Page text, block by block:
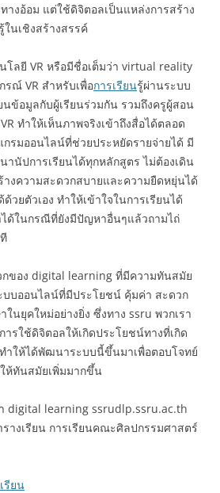
างอ้อม แต่ใช้ดิจิตอลเป็นแหล่งการสร้าง
นเชิงสร้างสรรค์
โลยี VR หรือมีชื่อเต็มว่า virtual reality
ณ์ VR สำหรับเพื่อการเรียนรู้ผ่านระบบ
ข้อมูลกับผู้เรียนร่วมกัน รวมถึงครูผู้สอน
ทำให้เห็นภาพจริงเข้าถึงสื่อได้ตลอด
กรมออนไลน์ที่ช่วยประหยัดรายจ่ายได้ มี
นัปการเรียนได้ทุกหลักสูตร ไม่ต้องเดิน
างความสะดวกสบายและความยืดหยุ่นได้
วยตัวเอง ทำให้เข้าใจในการเรียนได้
ด้ในกรณีที่ยังมีปัญหาอื่นๆแล้วถามไถ่
กของ digital learning ที่มีความทันสมัย
บบออนไลน์ที่มีประโยชน์ คุ้มค่า สะดวก
ในยุคใหม่อย่างยิ่ง ซึ่งทาง ssru พวกเรา
รใช้ดิจิตอลให้เกิดประโยชน์ทางที่เกิด
ำให้ได้พัฒนาระบบนี้ขึ้นมาเพื่อตอบโจทย์
ห้ทันสมัยเพิ่มมากขึ้น
digital learning ssrudlp.ssru.ac.th
างเรียน การเรียนคณะศิลปกรรมศาสตร์
รียน